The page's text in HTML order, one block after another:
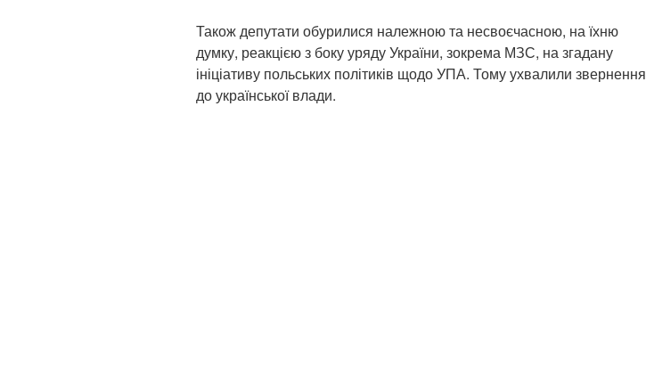
Також депутати обурилися належною та несвоєчасною, на їхню
думку, реакцією з боку уряду України, зокрема МЗС, на згадану
ініціативу польських політиків щодо УПА. Тому ухвалили звернення
до української влади.